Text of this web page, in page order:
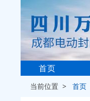
首页
当前位置 >首页